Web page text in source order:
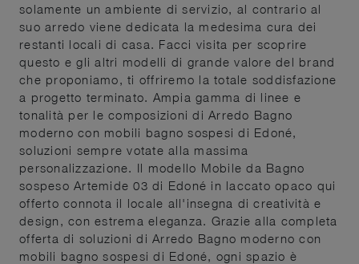
solamente un ambiente di servizio, al contrario al
suo arredo viene dedicata la medesima cura dei
restanti locali di casa. Facci visita per scoprire
questo e gli altri modelli di grande valore del brand
che proponiamo, ti offriremo la totale soddisfazione
a progetto terminato. Ampia gamma di linee e
tonalità per le composizioni di Arredo Bagno
moderno con mobili bagno sospesi di Edoné,
soluzioni sempre votate alla massima
personalizzazione. Il modello Mobile da Bagno
sospeso Artemide 03 di Edoné in laccato opaco qui
offerto connota il locale all'insegna di creatività e
design, con estrema eleganza. Grazie alla completa
offerta di soluzioni di Arredo Bagno moderno con
mobili bagno sospesi di Edoné, ogni spazio è